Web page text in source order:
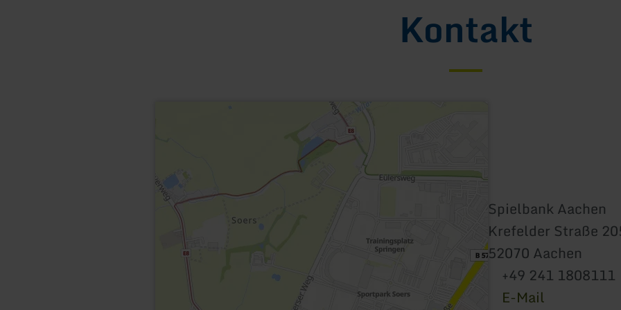
Kontakt
Spielbank Aachen
Krefelder Straße
52070 Aachen
+49 241 1808111
E-Mail